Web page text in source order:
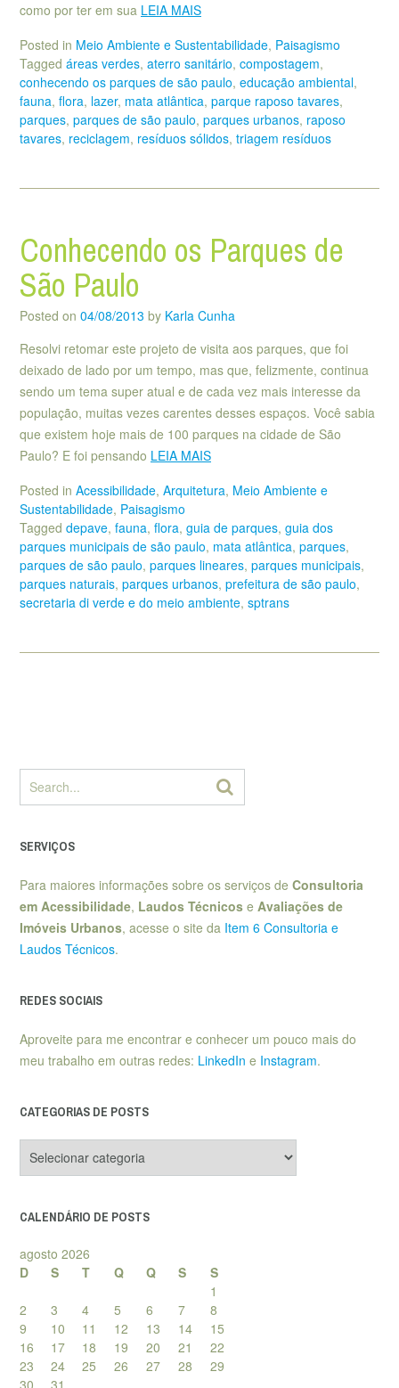
como por ter em sua LEIA MAIS
Posted in Meio Ambiente e Sustentabilidade, Paisagismo
Tagged áreas verdes, aterro sanitário, compostagem,
conhecendo os parques de são paulo, educação ambiental,
fauna, flora, lazer, mata atlântica, parque raposo tavares,
parques, parques de são paulo, parques urbanos, raposo
tavares, reciclagem, resíduos sólidos, triagem resíduos
Conhecendo os Parques de
São Paulo
Posted on 04/08/2013 by Karla Cunha
Resolvi retomar este projeto de visita aos parques, que foi
deixado de lado por um tempo, mas que, felizmente, continua
sendo um tema super atual e de cada vez mais interesse da
população, muitas vezes carentes desses espaços. Você sabia
que existem hoje mais de 100 parques na cidade de São
Paulo? E foi pensando LEIA MAIS
Posted in Acessibilidade, Arquitetura, Meio Ambiente e
Sustentabilidade, Paisagismo
Tagged depave, fauna, flora, guia de parques, guia dos
parques municipais de são paulo, mata atlântica, parques,
parques de são paulo, parques lineares, parques municipais,
parques naturais, parques urbanos, prefeitura de são paulo,
secretaria di verde e do meio ambiente, sptrans
SERVIÇOS
Para maiores informações sobre os serviços de Consultoria
em Acessibilidade, Laudos Técnicos e Avaliações de
Imóveis Urbanos, acesse o site da Item 6 Consultoria e
Laudos Técnicos.
REDES SOCIAIS
Aproveite para me encontrar e conhecer um pouco mais do
meu trabalho em outras redes: LinkedIn e Instagram.
CATEGORIAS DE POSTS
de
CALENDÁRIO DE POSTS
agosto 2026
D
S T Q Q S
S
1
2
3 4 5 6 7
8
9
10 11 12 13 14
15
16
17 18 19 20 21
22
23
24 25 26 27 28
29
30
31